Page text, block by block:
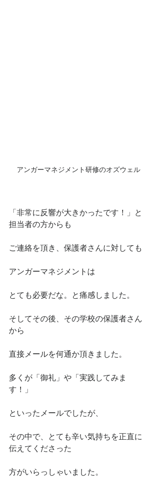
アンガーマネジメント研修のオズウェル
「非常に反響が大きかったです！」と
担当者の方からも
ご連絡を頂き、保護者さんに対しても
アンガーマネジメントは
とても必要だな。と痛感しました。
そしてその後、その学校の保護者さん
から
直接メールを何通か頂きました。
多くが「御礼」や「実践してみま
す！」
といったメールでしたが、
その中で、とても辛い気持ちを正直に
伝えてくださった
方がいらっしゃいました。